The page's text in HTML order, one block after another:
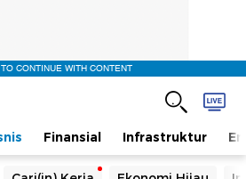
CONTINUE WITH CONTENT
Finansial Infrastruktur